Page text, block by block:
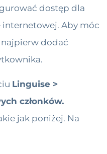
dostęp dla
internetowej. Aby móc
dodać
Linguise >
członków.
jak poniżej. Na